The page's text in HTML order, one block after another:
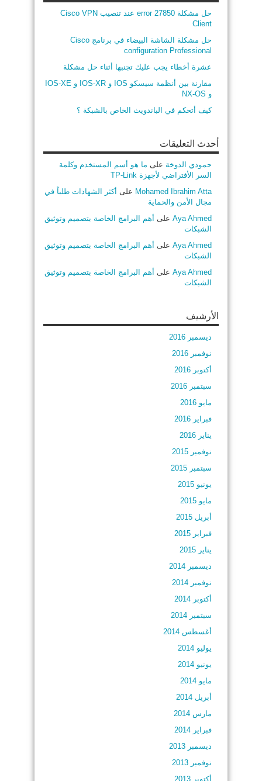
حل مشكلة error 27850 عند تنصيب Cisco VPN
Client
حل مشكلة الشاشة البيضاء في برنامج Cisco
configuration Professional
عشرة أخطاء يجب عليك تجنبها أثناء حل مشكلة
مقارنة بين أنظمة سيسكو IOS و IOS-XR و IOS-XE
و NX-OS
كيف أتحكم في الباندويث الخاص بالشبكة ؟
أحدث التعليقات
حمودي الدوخة على ما هو أسم المستخدم وكلمة
السر الأفتراضي لأجهزة TP-Link
Mohamed Ibrahim Atta على أكثر الشهادات طلباً في
مجال الأمن والحماية
Aya Ahmed على أهم البرامج الخاصة بتصميم وتوثيق
الشبكات
Aya Ahmed على أهم البرامج الخاصة بتصميم وتوثيق
الشبكات
Aya Ahmed على أهم البرامج الخاصة بتصميم وتوثيق
الشبكات
الأرشيف
ديسمبر 2016
نوفمبر 2016
أكتوبر 2016
سبتمبر 2016
مايو 2016
فبراير 2016
يناير 2016
نوفمبر 2015
سبتمبر 2015
يونيو 2015
مايو 2015
أبريل 2015
فبراير 2015
يناير 2015
ديسمبر 2014
نوفمبر 2014
أكتوبر 2014
سبتمبر 2014
أغسطس 2014
يوليو 2014
يونيو 2014
مايو 2014
أبريل 2014
مارس 2014
فبراير 2014
ديسمبر 2013
نوفمبر 2013
أكتوبر 2013